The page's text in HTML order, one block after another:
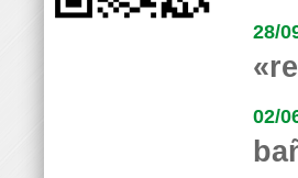
28/
02/